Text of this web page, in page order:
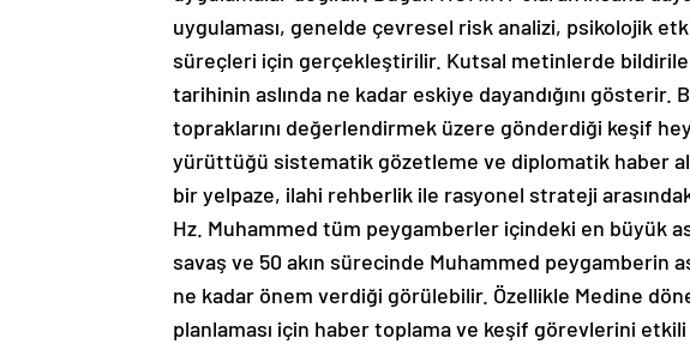
uygulaması, genelde çevresel risk analizi, psikolojik
süreçleri için gerçekleştirilir. Kutsal metinlerde
tarihinin aslında ne kadar eskiye dayandığını gösterir.
topraklarını değerlendirmek üzere gönderdiği keşif
yürüttüğü sistematik gözetleme ve diplomatik haber
bir yelpaze, ilahi rehberlik ile rasyonel strateji
Hz. Muhammed tüm peygamberler içindeki en büyük
savaş ve 50 akın sürecinde Muhammed peygamberin
ne kadar önem verdiği görülebilir. Özellikle Medine
planlaması için haber toplama ve keşif görevlerini